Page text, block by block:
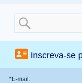
Search
for:
Inscreva-se
*E-mail: